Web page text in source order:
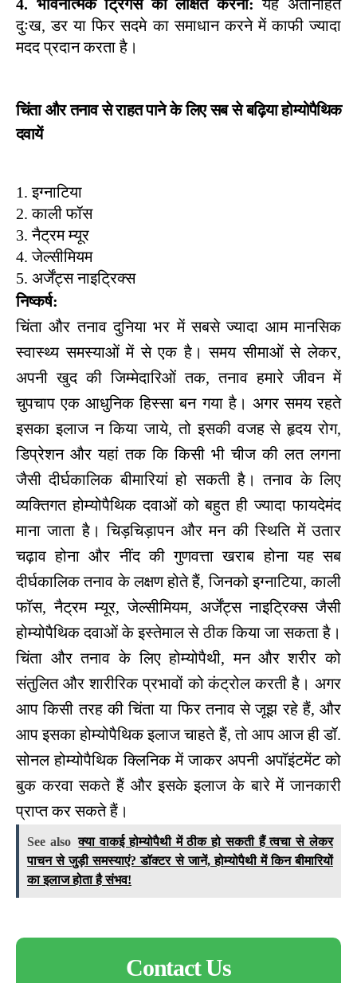
4. भावनात्मक ट्रिगर्स को लक्षित करना: यह अंतर्निहित
दुःख, डर या फिर सदमे का समाधान करने में काफी ज्यादा
मदद प्रदान करता है।
चिंता और तनाव से राहत पाने के लिए सब से बढ़िया होम्योपैथिक
दवायें
1. इग्नाटिया
2. काली फॉस
3. नैट्रम म्यूर
4. जेल्सीमियम
5. अर्जेंट्स नाइट्रिक्स
निष्कर्ष:
चिंता और तनाव दुनिया भर में सबसे ज्यादा आम मानसिक
स्वास्थ्य समस्याओं में से एक है। समय सीमाओं से लेकर,
अपनी खुद की जिम्मेदारिओं तक, तनाव हमारे जीवन में
चुपचाप एक आधुनिक हिस्सा बन गया है। अगर समय रहते
इसका इलाज न किया जाये, तो इसकी वजह से हृदय रोग,
डिप्रेशन और यहां तक कि किसी भी चीज की लत लगना
जैसी दीर्घकालिक बीमारियां हो सकती है। तनाव के लिए
व्यक्तिगत होम्योपैथिक दवाओं को बहुत ही ज्यादा फायदेमंद
माना जाता है। चिड़चिड़ापन और मन की स्थिति में उतार
चढ़ाव होना और नींद की गुणवत्ता खराब होना यह सब
दीर्घकालिक तनाव के लक्षण होते हैं, जिनको इग्नाटिया, काली
फॉस, नैट्रम म्यूर, जेल्सीमियम, अर्जेंट्स नाइट्रिक्स जैसी
होम्योपैथिक दवाओं के इस्तेमाल से ठीक किया जा सकता है।
चिंता और तनाव के लिए होम्योपैथी, मन और शरीर को
संतुलित और शारीरिक प्रभावों को कंट्रोल करती है। अगर
आप किसी तरह की चिंता या फिर तनाव से जूझ रहे हैं, और
आप इसका होम्योपैथिक इलाज चाहते हैं, तो आप आज ही डॉ.
सोनल होम्योपैथिक क्लिनिक में जाकर अपनी अपॉइंटमेंट को
बुक करवा सकते हैं और इसके इलाज के बारे में जानकारी
प्राप्त कर सकते हैं।
See also क्या वाकई होम्योपैथी में ठीक हो सकती हैं त्वचा से लेकर
पाचन से जुड़ी समस्याएं? डॉक्टर से जानें, होम्योपैथी में किन बीमारियों
का इलाज होता है संभव!
Contact Us